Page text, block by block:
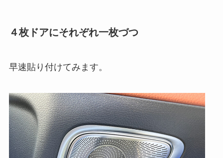
４枚ドアにそれぞれ一枚づつ
早速貼り付けてみます。